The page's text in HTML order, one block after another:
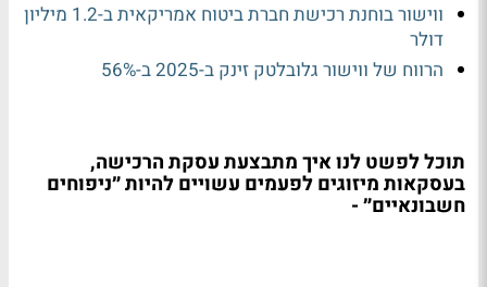
ווישור בוחנת רכישת חברת ביטוח אמריקאית ב-1.2 מיליון
דולר
הרווח של ווישור גלובלטק זינק ב-2025 ב-56%
תוכל לפשט לנו איך מתבצעת עסקת הרכישה,
בעסקאות מיזוגים לפעמים עשויים להיות ״ניפוחים
חשבונאיים״ -